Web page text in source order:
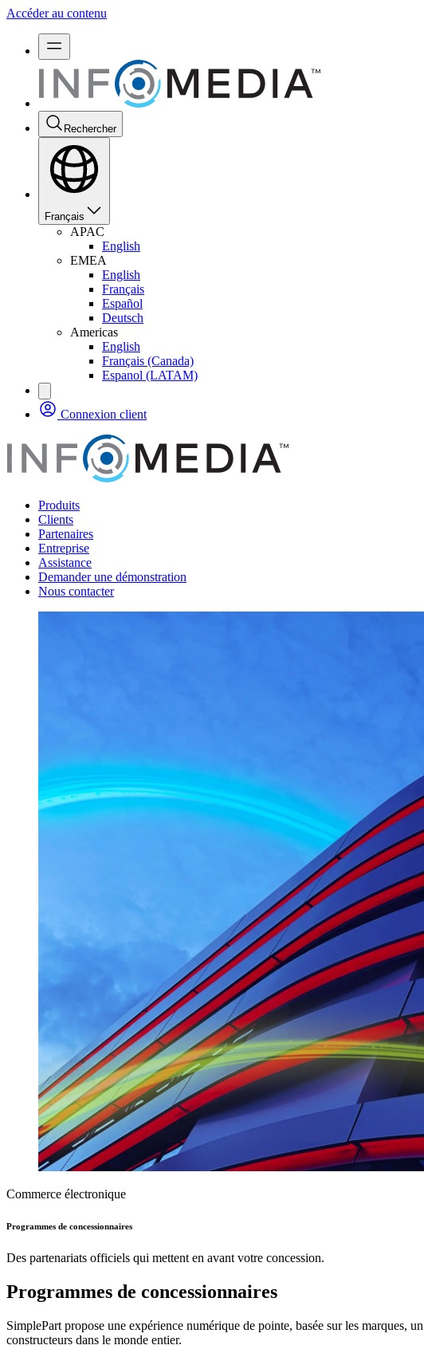
Accéder au contenu
Rechercher
Français
APAC
English
EMEA
English
Français
Español
Deutsch
Americas
English
Français (Canada)
Espanol (LATAM)
Connexion client
Produits
Clients
Partenaires
Entreprise
Assistance
Demander une démonstration
Nous contacter
Commerce électronique
Programmes de concessionnaires
Des partenariats officiels qui mettent en avant votre concession.
Programmes de concessionnaires
SimplePart propose une expérience numérique de pointe, basée sur les marques,
constructeurs dans le monde entier.